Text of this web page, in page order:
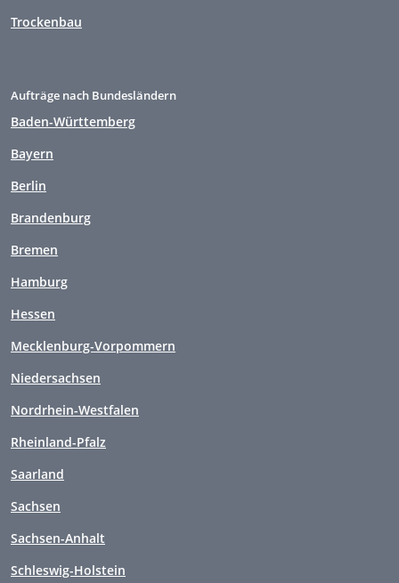
Trockenbau
Aufträge nach Bundesländern
Baden-Württemberg
Bayern
Berlin
Brandenburg
Bremen
Hamburg
Hessen
Mecklenburg-Vorpommern
Niedersachsen
Nordrhein-Westfalen
Rheinland-Pfalz
Saarland
Sachsen
Sachsen-Anhalt
Schleswig-Holstein